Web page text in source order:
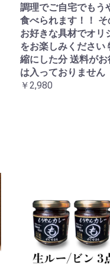
調理でご自宅でもう
食べられます！！ そ
お好きな具材でオリ
をお楽しみください
縮にした分 送料が
は入っておりません
￥2,980